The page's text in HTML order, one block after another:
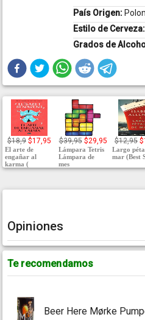
País Origen:
Estilo de Cerveza:
Grados de
$18,9 $17,95
El arte de
engañar al
karma (
$39,95 $29,95
Lámpara Tetris
Lámpara de
mes
$12,95
Largo
mar (Best
Opiniones
Te recomendamos
Beer Here Mørke